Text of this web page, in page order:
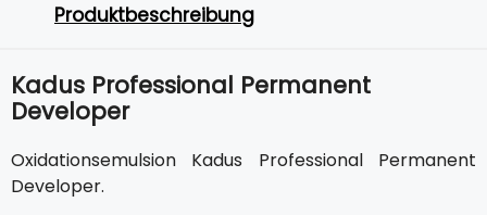
Produktbeschreibung
Kadus Professional Permanent
Developer
Oxidationsemulsion Kadus Professional Permanent
Developer.